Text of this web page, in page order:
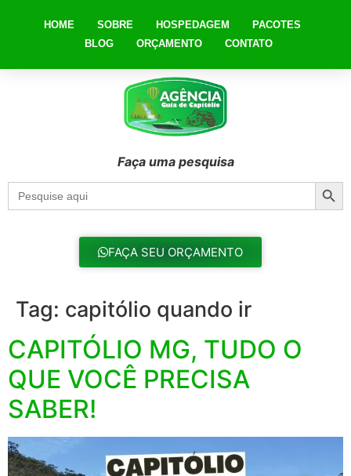
HOME SOBRE HOSPEDAGEM
PACOTES
BLOG
ORÇAMENTO CONTATO
Faça uma pesquisa
Search
for:
FAÇA SEU ORÇAMENTO
Tag: capitólio quando ir
CAPITÓLIO MG, TUDO O
QUE VOCÊ PRECISA
SABER!